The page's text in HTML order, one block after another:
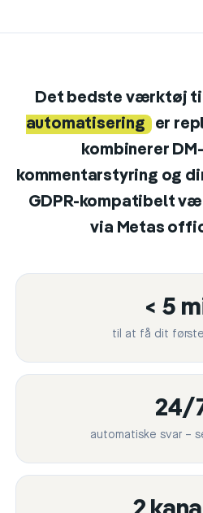
Det bedste værktøj
automatisering
er
kombinerer
kommentarstyring og
GDPR-kompatibelt
via Metas
< 5
til at få dit
24/
automatiske svar –